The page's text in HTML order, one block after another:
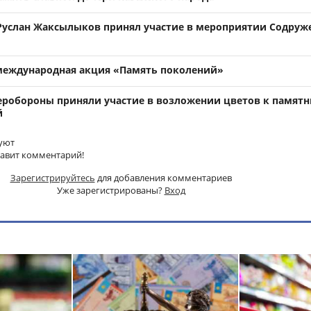
Жаксылыков принял участие в мероприятии
акция «Память поколений»
приняли участие в возложении цветов к
комментарий!
Зарегистрируйтесь для добавления комментариев
Уже зарегистрированы? Вход